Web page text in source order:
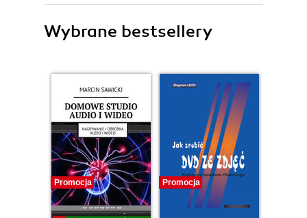
Wybrane bestsellery
Promocja Promocja